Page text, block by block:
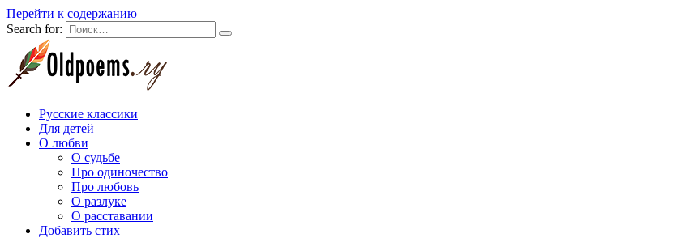
Перейти к содержанию
Search for:
Русские классики
Для детей
О любви
О судьбе
Про одиночество
Про любовь
О разлуке
О расставании
Добавить стих